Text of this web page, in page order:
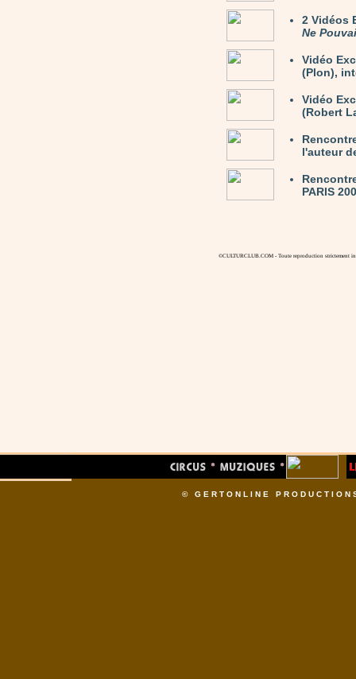
2 Vidéos
Ne
Vidéo
(Plon),
Vidéo
(Robert
l'auteur
PARIS
©CULTURCLUB.COM - Toute reproduction strictement
© GERTONLINE